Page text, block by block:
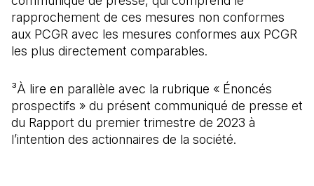
rapprochement de ces mesures non conformes
aux PCGR avec les mesures conformes aux PCGR
les plus directement comparables.
³À lire en parallèle avec la rubrique « Énoncés
prospectifs » du présent communiqué de presse et
du Rapport du premier trimestre de 2023 à
l’intention des actionnaires de la société.